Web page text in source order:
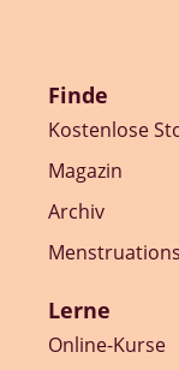
Finde
Kostenlose
Magazin
Archiv
Lerne
Online-Kurse